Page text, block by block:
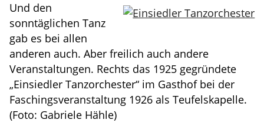
Und den
sonntäglichen Tanz
gab es bei allen
anderen auch. Aber freilich auch andere
Veranstaltungen. Rechts das 1925 gegründete
„Einsiedler Tanzorchester“ im Gasthof bei der
Faschingsveranstaltung 1926 als Teufelskapelle.
(Foto: Gabriele Hähle)